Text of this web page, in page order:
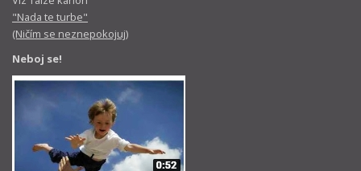
"Nada te turbe"
(Ničím se neznepokojuj)
Neboj se!